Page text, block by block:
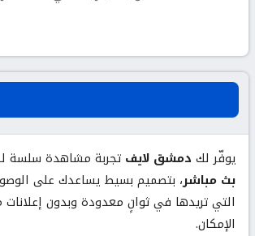
يوفّر لك دمشق لايف تجربة مشاهدة سلسة لـ
بث مباشر، بتصميم بسيط يساعدك على
التي تريدها في ثوانٍ معدودة وبدون
الإمكان.